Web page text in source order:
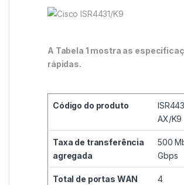
A Tabela 1 mostra as
rápidas.
Código do produto
AX/K9
Taxa de transferência
agregada
500
Gbps
Total de portas WAN
4